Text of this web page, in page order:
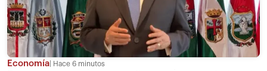
Economía Hace 6 minutos